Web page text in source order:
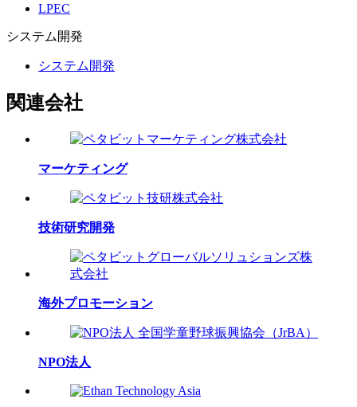
LPEC
システム 開発
システム開発
関連会社
マーケティング
技術研究開発
海外プロモーション
NPO法人